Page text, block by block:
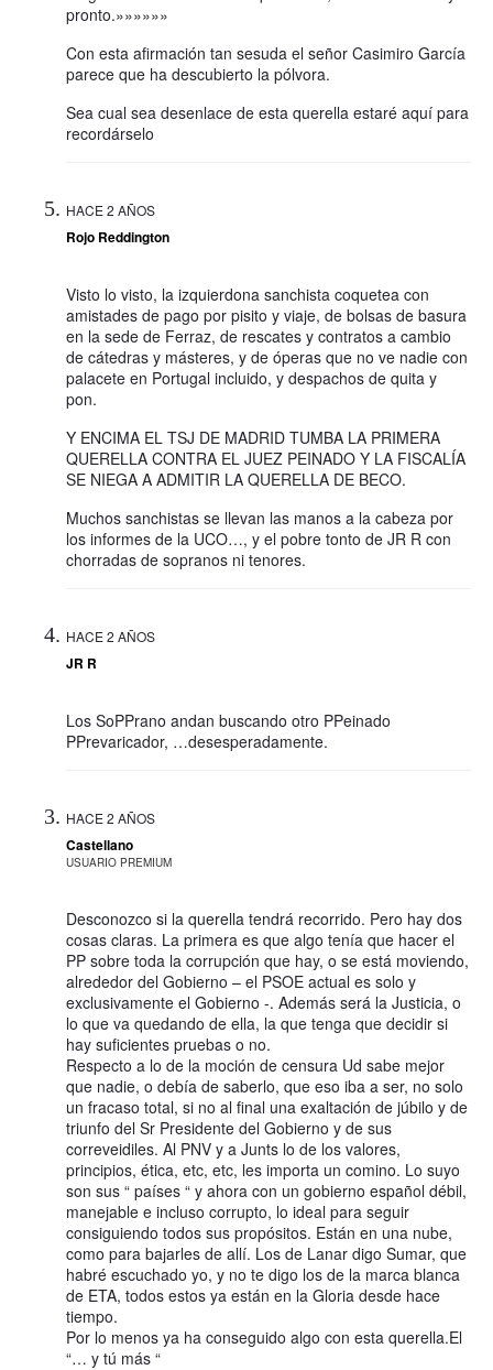
pronto.»»»»»»
Con esta afirmación tan sesuda el señor Casimiro García
parece que ha descubierto la pólvora.
Sea cual sea desenlace de esta querella estaré aquí para
recordárselo
HACE 2 AÑOS
Rojo Reddington
Visto lo visto, la izquierdona sanchista coquetea con
amistades de pago por pisito y viaje, de bolsas de basura
en la sede de Ferraz, de rescates y contratos a cambio
de cátedras y másteres, y de óperas que no ve nadie con
palacete en Portugal incluido, y despachos de quita y
pon.
Y ENCIMA EL TSJ DE MADRID TUMBA LA PRIMERA
QUERELLA CONTRA EL JUEZ PEINADO Y LA FISCALÍA
SE NIEGA A ADMITIR LA QUERELLA DE BECO.
Muchos sanchistas se llevan las manos a la cabeza por
los informes de la UCO…, y el pobre tonto de JR R con
chorradas de sopranos ni tenores.
HACE 2 AÑOS
JR R
Los SoPPrano andan buscando otro PPeinado
PPrevaricador, …desesperadamente.
HACE 2 AÑOS
Castellano
USUARIO PREMIUM
Desconozco si la querella tendrá recorrido. Pero hay dos
cosas claras. La primera es que algo tenía que hacer el
PP sobre toda la corrupción que hay, o se está moviendo,
alrededor del Gobierno – el PSOE actual es solo y
exclusivamente el Gobierno -. Además será la Justicia, o
lo que va quedando de ella, la que tenga que decidir si
hay suficientes pruebas o no.
Respecto a lo de la moción de censura Ud sabe mejor
que nadie, o debía de saberlo, que eso iba a ser, no solo
un fracaso total, si no al final una exaltación de júbilo y de
triunfo del Sr Presidente del Gobierno y de sus
correveidiles. Al PNV y a Junts lo de los valores,
principios, ética, etc, etc, les importa un comino. Lo suyo
son sus “ países “ y ahora con un gobierno español débil,
manejable e incluso corrupto, lo ideal para seguir
consiguiendo todos sus propósitos. Están en una nube,
como para bajarles de allí. Los de Lanar digo Sumar, que
habré escuchado yo, y no te digo los de la marca blanca
de ETA, todos estos ya están en la Gloria desde hace
tiempo.
Por lo menos ya ha conseguido algo con esta querella.El
“… y tú más “